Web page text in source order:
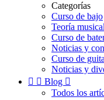
Categorías
Curso de bajo
Teoría musical
Curso de
Noticias y
Curso de
Noticias y
  Blog 
Todos los